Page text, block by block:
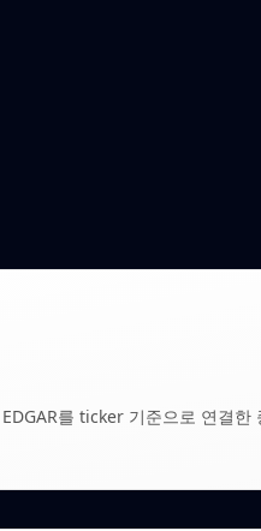
를 ticker 기준으로 연결한